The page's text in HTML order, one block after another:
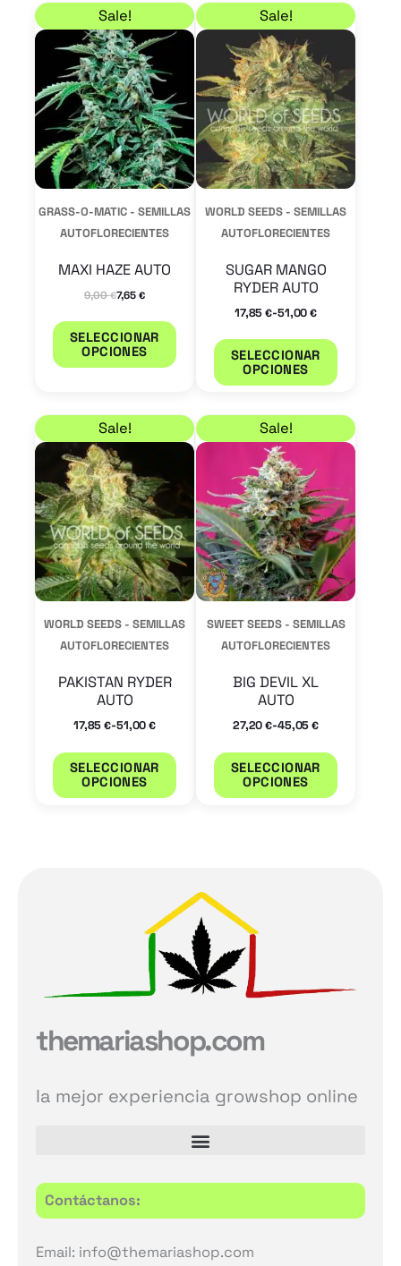
Sale!
GRASS-O-MATIC - SEMILLAS
AUTOFLORECIENTES
MAXI HAZE AUTO
9,00€
El precio original era: 9,00 €.
7,65 €
El precio actual es: 7,65 €.
SELECCIONAR
OPCIONES
Este
producto
múltiples
variantes.
Las
opciones
se
pueden
página
de
producto
Sale!
WORLD SEEDS - SEMILLAS
AUTOFLORECIENTES
SUGAR MANGO
RYDER AUTO
17,85€-51,00€
Rango de precios:
SELECCIONAR
OPCIONES
Este
tiene
Las
se
Sale!
WORLD SEEDS - SEMILLAS
AUTOFLORECIENTES
PAKISTAN RYDER
AUTO
17,85€-51,00€
Rango de precios: desde 17,85 € hasta 51,00 €
SELECCIONAR
OPCIONES
Este
producto
múltiples
variantes.
Las
opciones
se
pueden
página
producto
Sale!
SWEET SEEDS - SEMILLAS
AUTOFLORECIENTES
BIG DEVIL XL
AUTO
27,20€-45,05€
Rango de precios:
SELECCIONAR
OPCIONES
Este
Las
se
themariashop.com
la mejor experiencia growshop online
Contáctanos:
Email: info@themariashop.com